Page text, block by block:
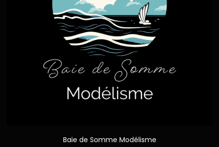
Baie de Somme Modélisme